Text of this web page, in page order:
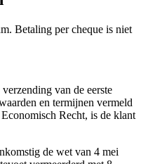
Betaling per cheque is niet
van de eerste
en termijnen vermeld
Recht, is de klant
de wet van 4 mei